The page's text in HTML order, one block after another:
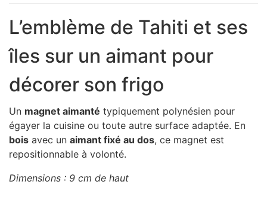
L’emblème de Tahiti et ses
îles sur un aimant pour
décorer son frigo
Un magnet aimanté typiquement polynésien pour
égayer la cuisine ou toute autre surface adaptée. En
bois avec un aimant fixé au dos, ce magnet est
repositionnable à volonté.
Dimensions : 9 cm de haut